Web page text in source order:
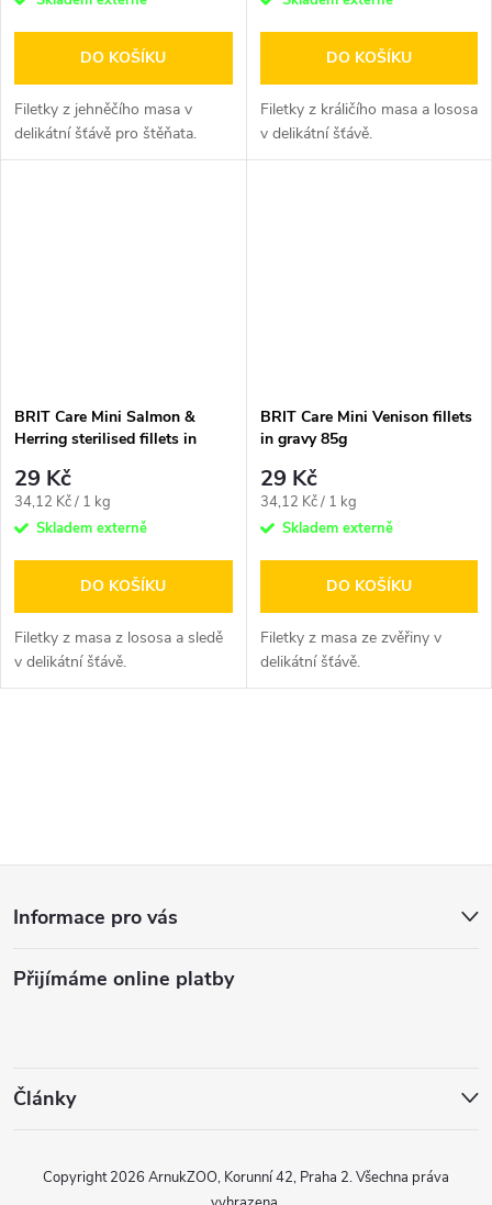
DO KOŠÍKU
Filetky z jehněčího masa v
delikátní šťávě pro štěňata.
DO KOŠÍKU
Filetky z králičího masa a lososa
v delikátní šťávě.
BRIT Care Mini Salmon &
Herring sterilised fillets in
29 Kč
Měrná
cena:
34,12 Kč / 1 kg
Skladem externě
DO KOŠÍKU
Filetky z masa z lososa a sledě
v delikátní šťávě.
BRIT Care Mini Venison fillets
in gravy 85g
29 Kč
Měrná
cena:
34,12 Kč / 1 kg
Skladem externě
DO KOŠÍKU
Filetky z masa ze zvěřiny v
delikátní šťávě.
d
a
p
p
Informace pro vás
Přijímáme online platby
Články
Copyright 2026 ArnukZOO, Korunní 42, Praha 2. Všechna práva